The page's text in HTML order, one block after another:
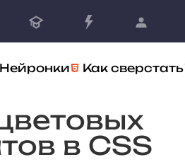
Нейронки Как сверстать
в CSS